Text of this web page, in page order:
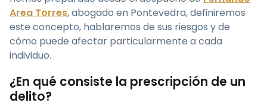
Area Torres, abogado en Pontevedra, definiremos
este concepto, hablaremos de sus riesgos y de
cómo puede afectar particularmente a cada
individuo.
¿En qué consiste la prescripción de un
delito?